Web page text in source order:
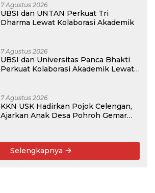
7 Agustus 2026
UBSI dan UNTAN Perkuat Tri
Dharma Lewat Kolaborasi Akademik
7 Agustus 2026
UBSI dan Universitas Panca Bhakti
Perkuat Kolaborasi Akademik Lewat
7 Agustus 2026
KKN USK Hadirkan Pojok Celengan,
Ajarkan Anak Desa Pohroh Gemar
Selengkapnya